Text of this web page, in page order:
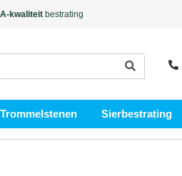
A-kwaliteit bestrating
Trommelstenen Sierbestrating